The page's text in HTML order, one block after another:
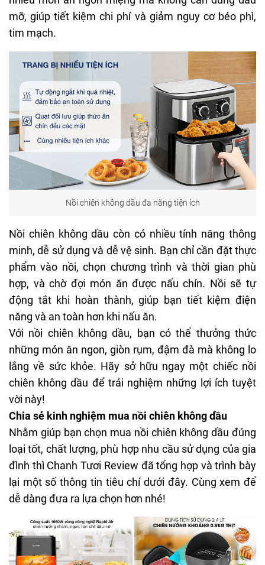
mỡ, giúp tiết kiệm chi phí và giảm nguy cơ béo phì,
tim mạch.
Nồi chiên không dầu đa năng tiện ích
Nồi chiên không dầu còn có nhiều tính năng thông
minh, dễ sử dụng và dễ vệ sinh. Bạn chỉ cần đặt thực
phẩm vào nồi, chọn chương trình và thời gian phù
hợp, và chờ đợi món ăn được nấu chín. Nồi sẽ tự
động tắt khi hoàn thành, giúp bạn tiết kiệm điện
năng và an toàn hơn khi nấu ăn.
Với nồi chiên không dầu, bạn có thể thưởng thức
những món ăn ngon, giòn rụm, đậm đà mà không lo
lắng về sức khỏe. Hãy sở hữu ngay một chiếc nồi
chiên không dầu để trải nghiệm những lợi ích tuyệt
vời này!
Chia sẻ kinh nghiệm mua nồi chiên không dầu
Nhằm giúp bạn chọn mua nồi chiên không dầu đúng
loại tốt, chất lượng, phù hợp nhu cầu sử dụng của gia
đình thì Chanh Tươi Review đã tổng hợp và trình bày
lại một số thông tin tiêu chí dưới đây. Cùng xem để
dễ dàng đưa ra lựa chọn hơn nhé!